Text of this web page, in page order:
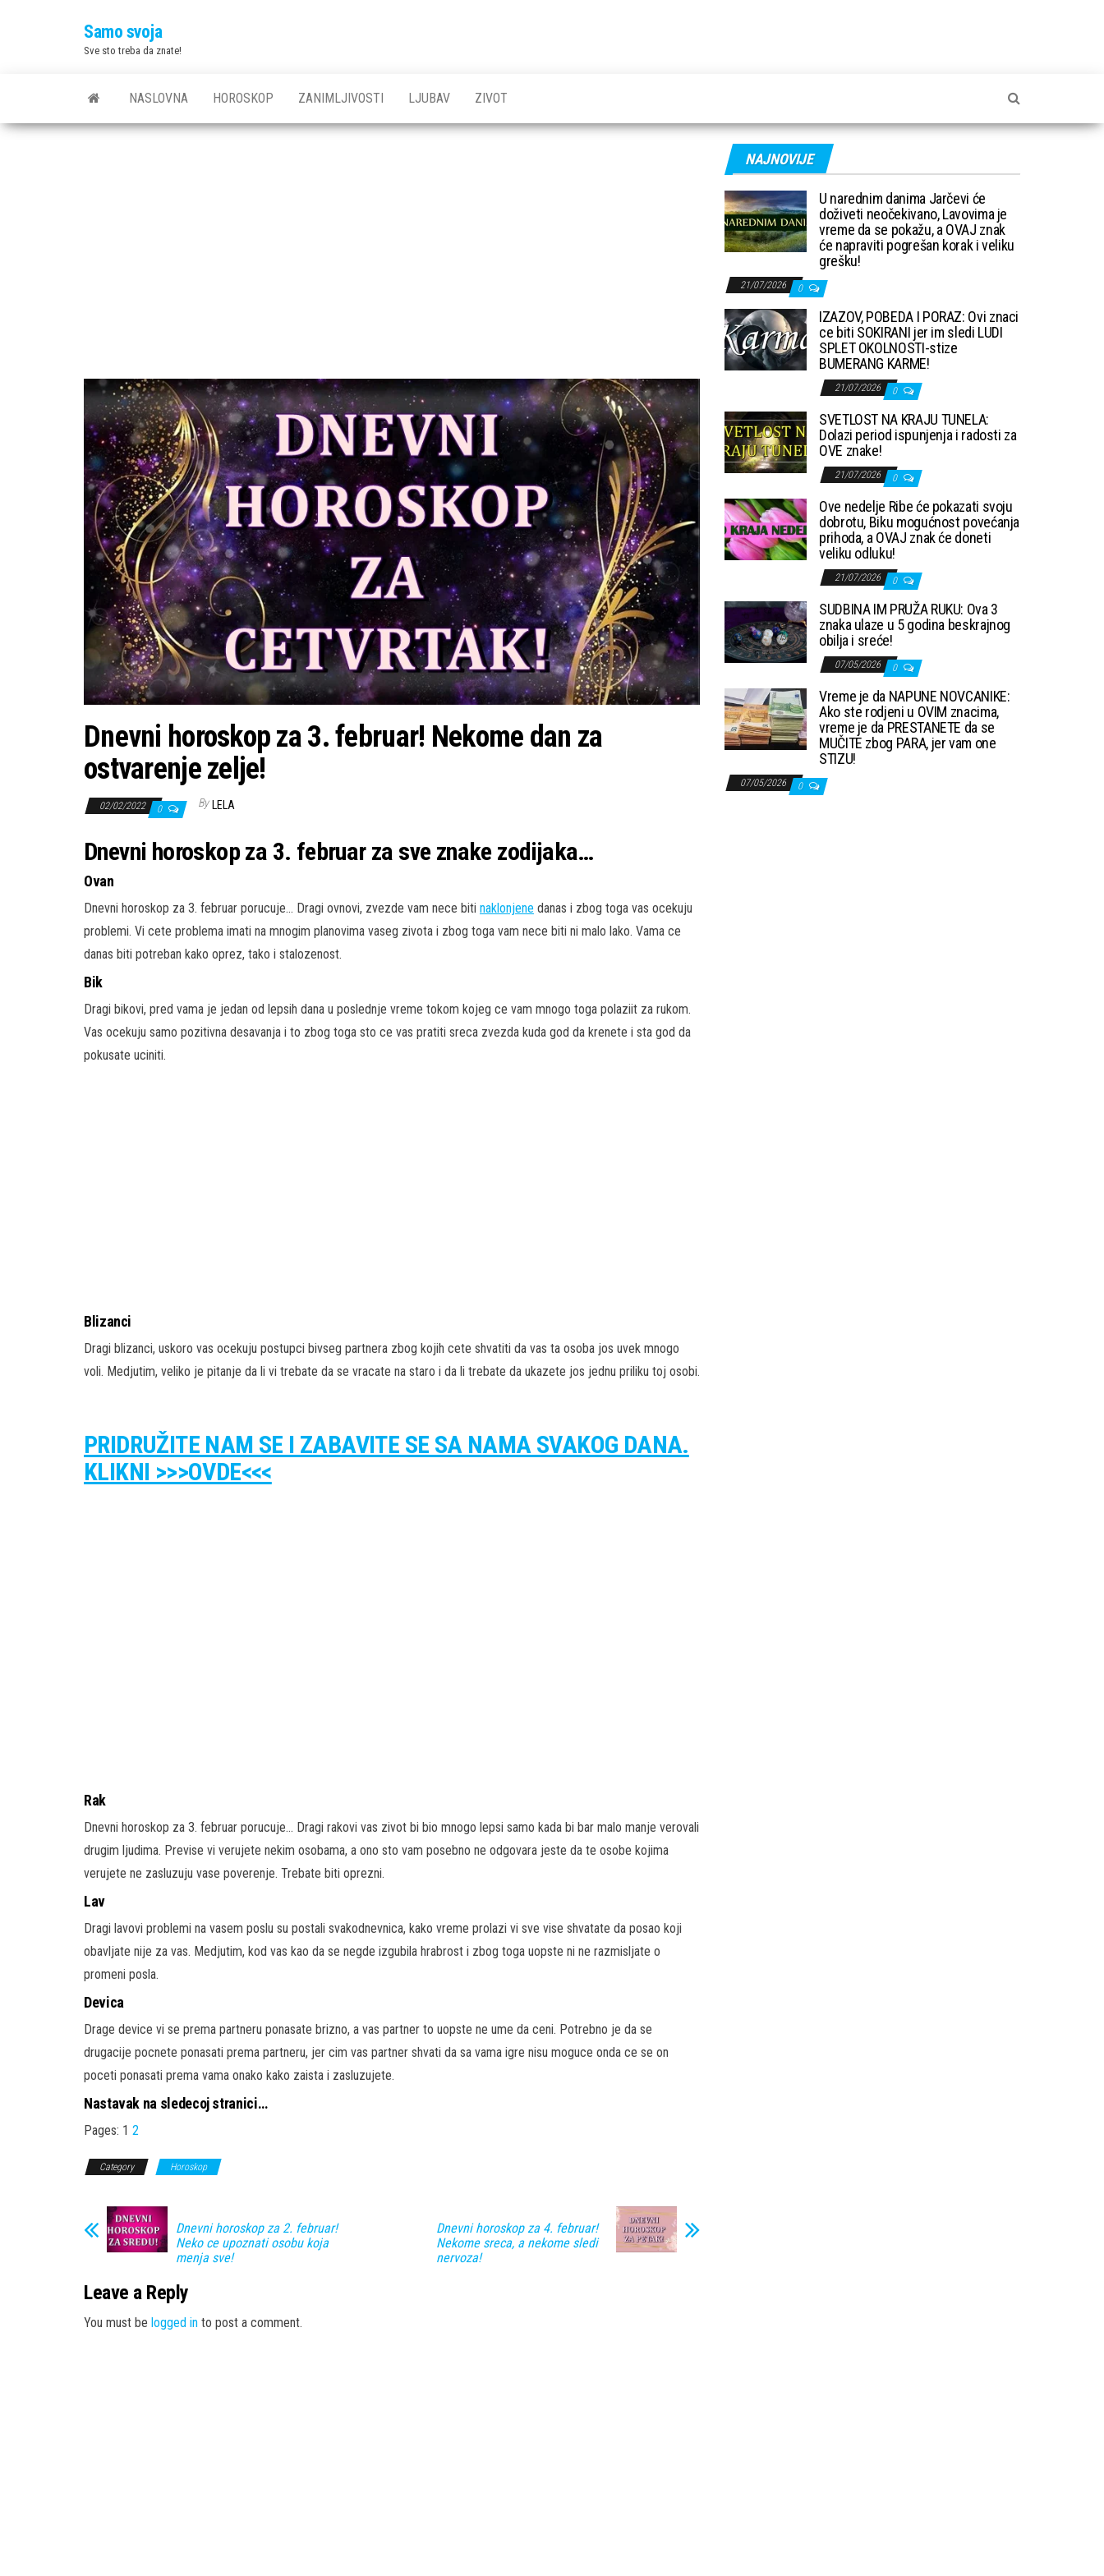
Samo svoja
Sve sto treba da znate!
NASLOVNA HOROSKOP ZANIMLJIVOSTI LJUBAV ZIVOT
Dnevni horoskop za 3. februar! Nekome dan za
ostvarenje zelje!
02/02/2022 0 By LELA
Dnevni horoskop za 3. februar za sve znake zodijaka…
Ovan
Dnevni horoskop za 3. februar porucuje… Dragi ovnovi, zvezde vam nece biti naklonjene danas i zbog toga vas ocekuju
problemi. Vi cete problema imati na mnogim planovima vaseg zivota i zbog toga vam nece biti ni malo lako. Vama ce
danas biti potreban kako oprez, tako i stalozenost.
Bik
Dragi bikovi, pred vama je jedan od lepsih dana u poslednje vreme tokom kojeg ce vam mnogo toga polaziit za rukom.
Vas ocekuju samo pozitivna desavanja i to zbog toga sto ce vas pratiti sreca zvezda kuda god da krenete i sta god da
pokusate uciniti.
Blizanci
Dragi blizanci, uskoro vas ocekuju postupci bivseg partnera zbog kojih cete shvatiti da vas ta osoba jos uvek mnogo
voli. Medjutim, veliko je pitanje da li vi trebate da se vracate na staro i da li trebate da ukazete jos jednu priliku toj osobi.
PRIDRUŽITE NAM SE I ZABAVITE SE SA NAMA SVAKOG DANA.
KLIKNI >>>OVDE<<<
Rak
Dnevni horoskop za 3. februar porucuje… Dragi rakovi vas zivot bi bio mnogo lepsi samo kada bi bar malo manje verovali
drugim ljudima. Previse vi verujete nekim osobama, a ono sto vam posebno ne odgovara jeste da te osobe kojima
verujete ne zasluzuju vase poverenje. Trebate biti oprezni.
Lav
Dragi lavovi problemi na vasem poslu su postali svakodnevnica, kako vreme prolazi vi sve vise shvatate da posao koji
obavljate nije za vas. Medjutim, kod vas kao da se negde izgubila hrabrost i zbog toga uopste ni ne razmisljate o
promeni posla.
Devica
Drage device vi se prema partneru ponasate brizno, a vas partner to uopste ne ume da ceni. Potrebno je da se
drugacije pocnete ponasati prema partneru, jer cim vas partner shvati da sa vama igre nisu moguce onda ce se on
poceti ponasati prema vama onako kako zaista i zasluzujete.
Nastavak na sledecoj stranici…
Pages: 1 2
Category Horoskop
Dnevni horoskop za 2. februar!
Neko ce upoznati osobu koja
menja sve!
Dnevni horoskop za 4. februar!
Nekome sreca, a nekome sledi
nervoza!
Leave a Reply
You must be logged in to post a comment.
NAJNOVIJE
U narednim danima Jarčevi će
doživeti neočekivano, Lavovima je
vreme da se pokažu, a OVAJ znak
će napraviti pogrešan korak i veliku
grešku!
21/07/2026 0
IZAZOV, POBEDA I PORAZ: Ovi znaci
ce biti SOKIRANI jer im sledi LUDI
SPLET OKOLNOSTI-stize
BUMERANG KARME!
21/07/2026 0
SVETLOST NA KRAJU TUNELA:
Dolazi period ispunjenja i radosti za
OVE znake!
21/07/2026 0
Ove nedelje Ribe će pokazati svoju
dobrotu, Biku mogućnost povećanja
prihoda, a OVAJ znak će doneti
veliku odluku!
21/07/2026 0
SUDBINA IM PRUŽA RUKU: Ova 3
znaka ulaze u 5 godina beskrajnog
obilja i sreće!
07/05/2026 0
Vreme je da NAPUNE NOVCANIKE:
Ako ste rodjeni u OVIM znacima,
vreme je da PRESTANETE da se
MUČITE zbog PARA, jer vam one
STIZU!
07/05/2026 0